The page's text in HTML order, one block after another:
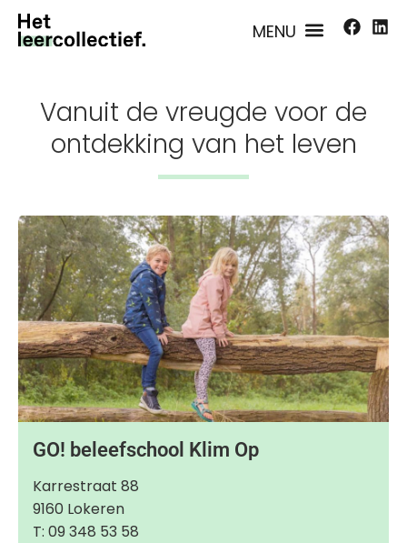
Vanuit de vreugde voor de
ontdekking van het leven
GO! beleefschool Klim Op
Karrestraat 88
9160 Lokeren
T: 09 348 53 58